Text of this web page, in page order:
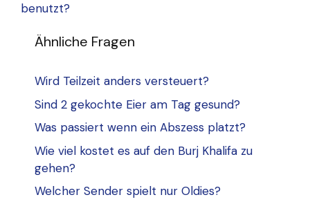
benutzt?
Ähnliche Fragen
Wird Teilzeit anders versteuert?
Sind 2 gekochte Eier am Tag gesund?
Was passiert wenn ein Abszess platzt?
Wie viel kostet es auf den Burj Khalifa zu
gehen?
Welcher Sender spielt nur Oldies?